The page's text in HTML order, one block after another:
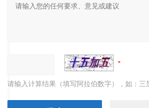
请输入计算结果（填写阿拉伯数字），如：三